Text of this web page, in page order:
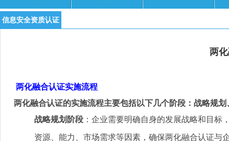
信息安全资质认证
两
两化融合认证实施流程
两化融合认证的实施流程主要包括以下几个阶段：战略规
战略规划阶段 ：企业需要明确自身的发展战略和目
资源、能力、市场需求等因素，确保两化融合认证与